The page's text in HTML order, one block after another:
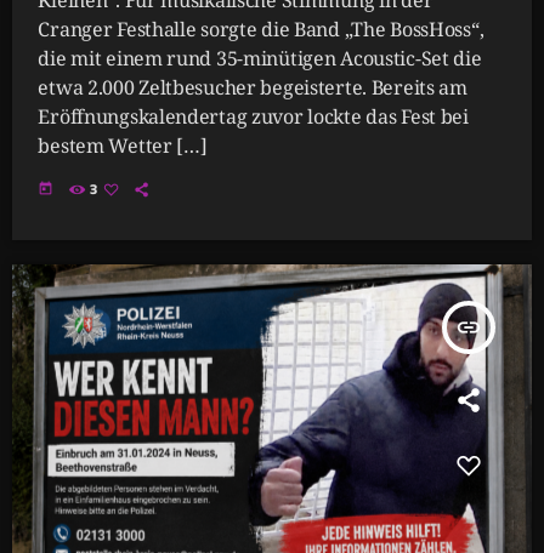
Cranger Festhalle sorgte die Band „The BossHoss“,
die mit einem rund 35-minütigen Acoustic-Set die
etwa 2.000 Zeltbesucher begeisterte. Bereits am
Eröffnungskalendertag zuvor lockte das Fest bei
bestem Wetter […]
today 3
insert_link